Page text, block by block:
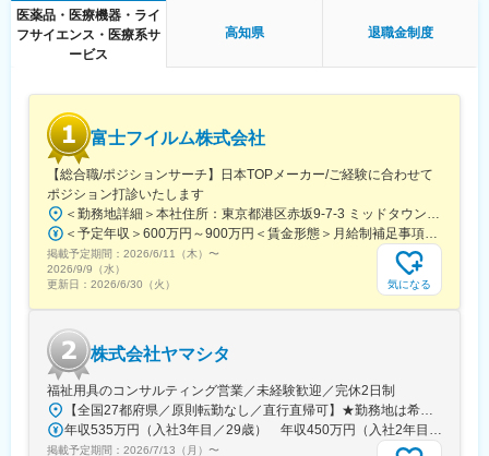
医薬品・医療機器・ライ
フサイエンス・医療系サ
ービス
高知県 退職金制度
富士フイルム株式会社
【総合職/ポジションサーチ】日本TOPメーカー/ご経験に合わせて
ポジション打診いたします
＜勤務地詳細＞本社住所：東京都港区赤坂9-7-3 ミッドタウン・ウェスト勤務地最寄駅：東京メトロ日比谷線／都営大江戸線／六本木駅受動喫煙対策：敷地内全面禁煙変更の範囲：会社の定める事業所（リモートワーク含む）
＜予定年収＞600万円～900万円＜賃金形態＞月給制補足事項なし＜賃金内訳＞月額（基本給）：300,000円～500,000円＜月給＞300,000円～500,000円＜昇給有無＞有＜残業手当＞有賃金はあくまでも目安の金額であり、選考を通じて上下する可能性があります。月給(月額)は固定手当を含めた表記です。
掲載予定期間： 2026/6/11（木） 〜
2026/9/9（水）
更新日： 2026/6/30（火） 気になる
株式会社ヤマシタ
福祉用具のコンサルティング営業／未経験歓迎／完休2日制
【全国27都府県／原則転勤なし／直行直帰可】★勤務地は希望を考慮★拠点により車通勤OK※充足状況により、ご希望の勤務地での募集が終了している場合があります。※転居を伴う転勤の有無は、半年ごとに希望を伺い、選択いただけます。■東北■・宮城県（仙台市）■関東■・東京都（東京23区など）・神奈川県（横浜市など）・埼玉県（さいたま市など）・千葉県（千葉市など）・茨城県（水戸市）・栃木県（宇都宮市／足利市）・群馬県（前橋市）■東海■・愛知県（名古屋市／豊田市／豊橋市／小牧市）・静岡県（静岡市／浜松市／沼津市／焼津市／富士市）・岐阜県（岐阜市）・三重県（四日市市）■信越・北陸■・長野県（長野市）・山梨県（甲府市）・石川県（金沢市）・富山県（富山市）・福井県（福井市）■関西■・大阪府・兵庫県（神戸市／尼崎市／姫路市）・京都府（京都市）・奈良県（奈良市／天理市）・滋賀県（大津市／彦根市）・和歌山県（和歌山市／田辺市）■中国■・広島県（広島市）・岡山県（岡山市）■四国■・香川県（高松市）■九州■・福岡県（福岡市）
年収535万円（入社3年目／29歳） 年収450万円（入社2年目／26歳）
掲載予定期間： 2026/7/13（月） 〜